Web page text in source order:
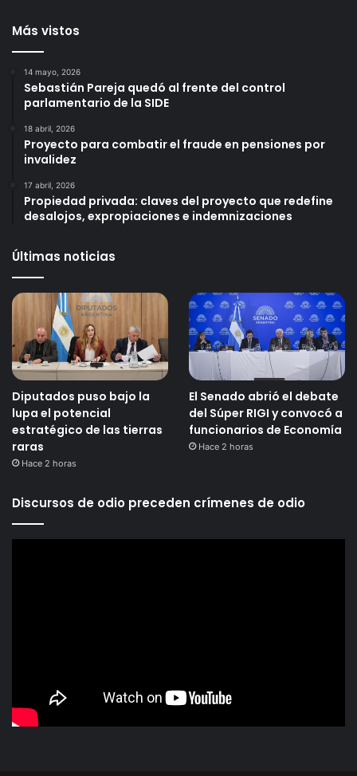
Más vistos
14 mayo, 2026
Sebastián Pareja quedó al frente del control
parlamentario de la SIDE
18 abril, 2026
Proyecto para combatir el fraude en pensiones por
invalidez
17 abril, 2026
Propiedad privada: claves del proyecto que redefine
desalojos, expropiaciones e indemnizaciones
Últimas noticias
Diputados puso bajo la
lupa el potencial
estratégico de las tierras
raras
Hace 2 horas
El Senado abrió el debate
del Súper RIGI y convocó a
funcionarios de Economía
Hace 2 horas
Discursos de odio preceden crímenes de odio